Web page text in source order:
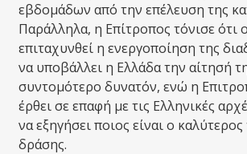
εβδομάδων από την επέλευση της
Παράλληλα, η Επίτροπος τόνισε ότι
επιταχυνθεί η ενεργοποίηση της
να υποβάλλει η Ελλάδα την αίτησή
συντομότερο δυνατόν, ενώ η
έρθει σε επαφή με τις Ελληνικές
να εξηγήσει ποιος είναι ο
δράσης.